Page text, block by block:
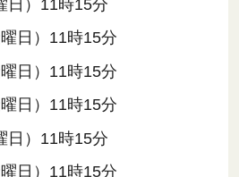
日）11時15分
日）11時15分
日）11時15分
日）11時15分
日）11時15分
日）11時15分